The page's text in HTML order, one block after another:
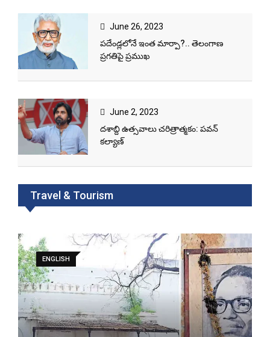
June 26, 2023
ప‌దేండ్ల‌లోనే ఇంత మార్పా?.. తెలంగాణ
ప్ర‌గ‌తిపై ప్ర‌ముఖ
June 2, 2023
దశాబ్ది ఉత్సవాలు చరిత్రాత్మకం: పవన్‌
కల్యాణ్‌
Travel & Tourism
ENGLISH